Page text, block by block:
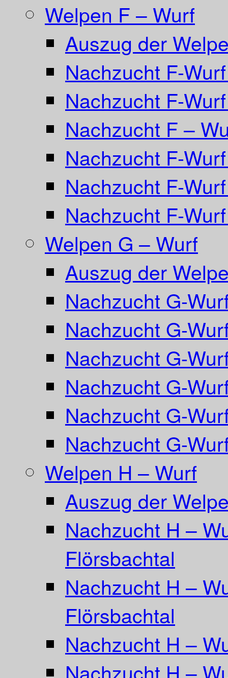
Welpen F – Wurf
Auszug der
Nachzucht F-
Nachzucht F-
Nachzucht F –
Nachzucht F-
Nachzucht F-
Nachzucht F-
Welpen G – Wurf
Auszug der
Nachzucht G-
Nachzucht G-
Nachzucht G-
Nachzucht G-
Nachzucht G-
Nachzucht G-
Welpen H – Wurf
Auszug der
Nachzucht H –
Flörsbachtal
Nachzucht H –
Flörsbachtal
Nachzucht H –
Nachzucht H –